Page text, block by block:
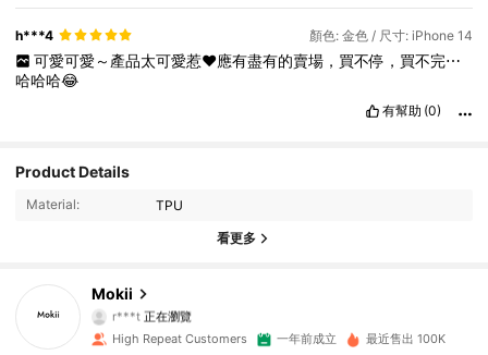
h***4 顏色: 金色 / 尺寸: iPhone 14
可愛可愛～產品太可愛惹❤️應有盡有的賣場，買不停，買不完⋯
哈哈哈😂
有幫助 (0)
Product Details
Material: TPU
看更多
Mokii
4.92
r***t正在瀏覽
4.92
2.5K 追蹤者
High Repeat Customers 一年前成立 最近售出 100K